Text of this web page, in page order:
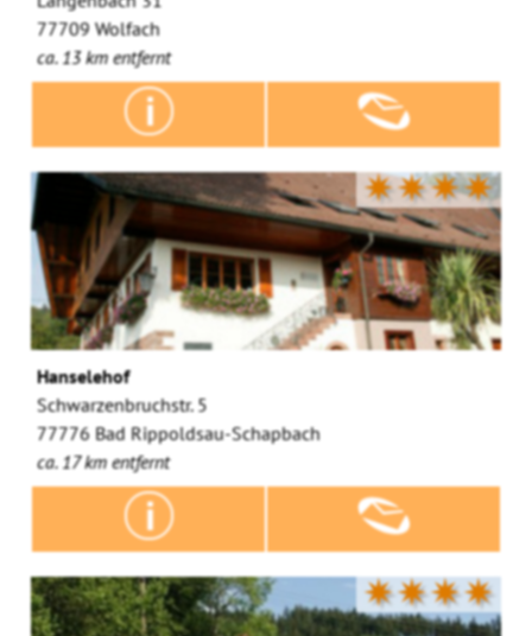
77709 Wolfach
ca. 13 km entfernt
✷✷✷✷
Hanselehof
Schwarzenbruchstr. 5
77776 Bad Rippoldsau-Schapbach
ca. 17 km entfernt
✷✷✷✷